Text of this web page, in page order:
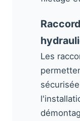
Les